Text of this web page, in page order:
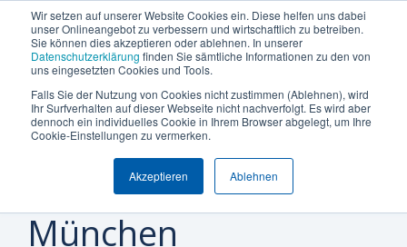
Wir setzen auf unserer Website Cookies ein. Diese helfen uns dabei
unser Onlineangebot zu verbessern und wirtschaftlich zu betreiben.
Sie können dies akzeptieren oder ablehnen. In unserer
Datenschutzerklärung finden Sie sämtliche Informationen zu den von
uns eingesetzten Cookies und Tools.
Falls Sie der Nutzung von Cookies nicht zustimmen (Ablehnen), wird
Ihr Surfverhalten auf dieser Webseite nicht nachverfolgt. Es wird aber
dennoch ein individuelles Cookie in Ihrem Browser abgelegt, um Ihre
Cookie-Einstellungen zu vermerken.
Akzeptieren Ablehnen
Termin vereinbaren +49 (0) 89 512 65 100
Was
möchten
steuern
oder
Unternehmensgröße
Mittelstand
Produkte
und
Branchen
Die
Can
Plattform
Plattform Überblick
Integrationen
Reporting & BI
KI-Funktionalität
Machen
Sie
den
ersten
Schritt
Insights
&
Practices
Blog
Whitepaper & eBooks
Hybride Mastercalss
Webinare & Videos
Machen
Sie
den
ersten
Schritt
Was
uns
auszeichnet
Über Uns (Geschichte)
Warum Can Do
Partner
Zertifizierungen
Machen
Sie
den
ersten
Schritt
1 MINUTEN LESEZEIT
Can Do
Netzwerktreffen in
München